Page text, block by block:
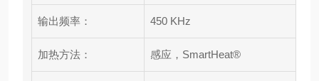
输出频率： 450 KHz
加热方法： 感应，SmartHeat®